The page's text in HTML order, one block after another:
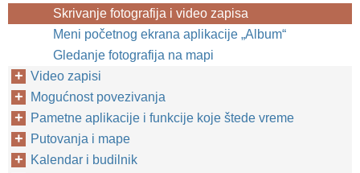
Skrivanje fotografija i video zapisa
Meni početnog ekrana aplikacije „Album“
Gledanje fotografija na mapi
Video zapisi
Mogućnost povezivanja
Pametne aplikacije i funkcije koje štede vreme
Putovanja i mape
Kalendar i budilnik